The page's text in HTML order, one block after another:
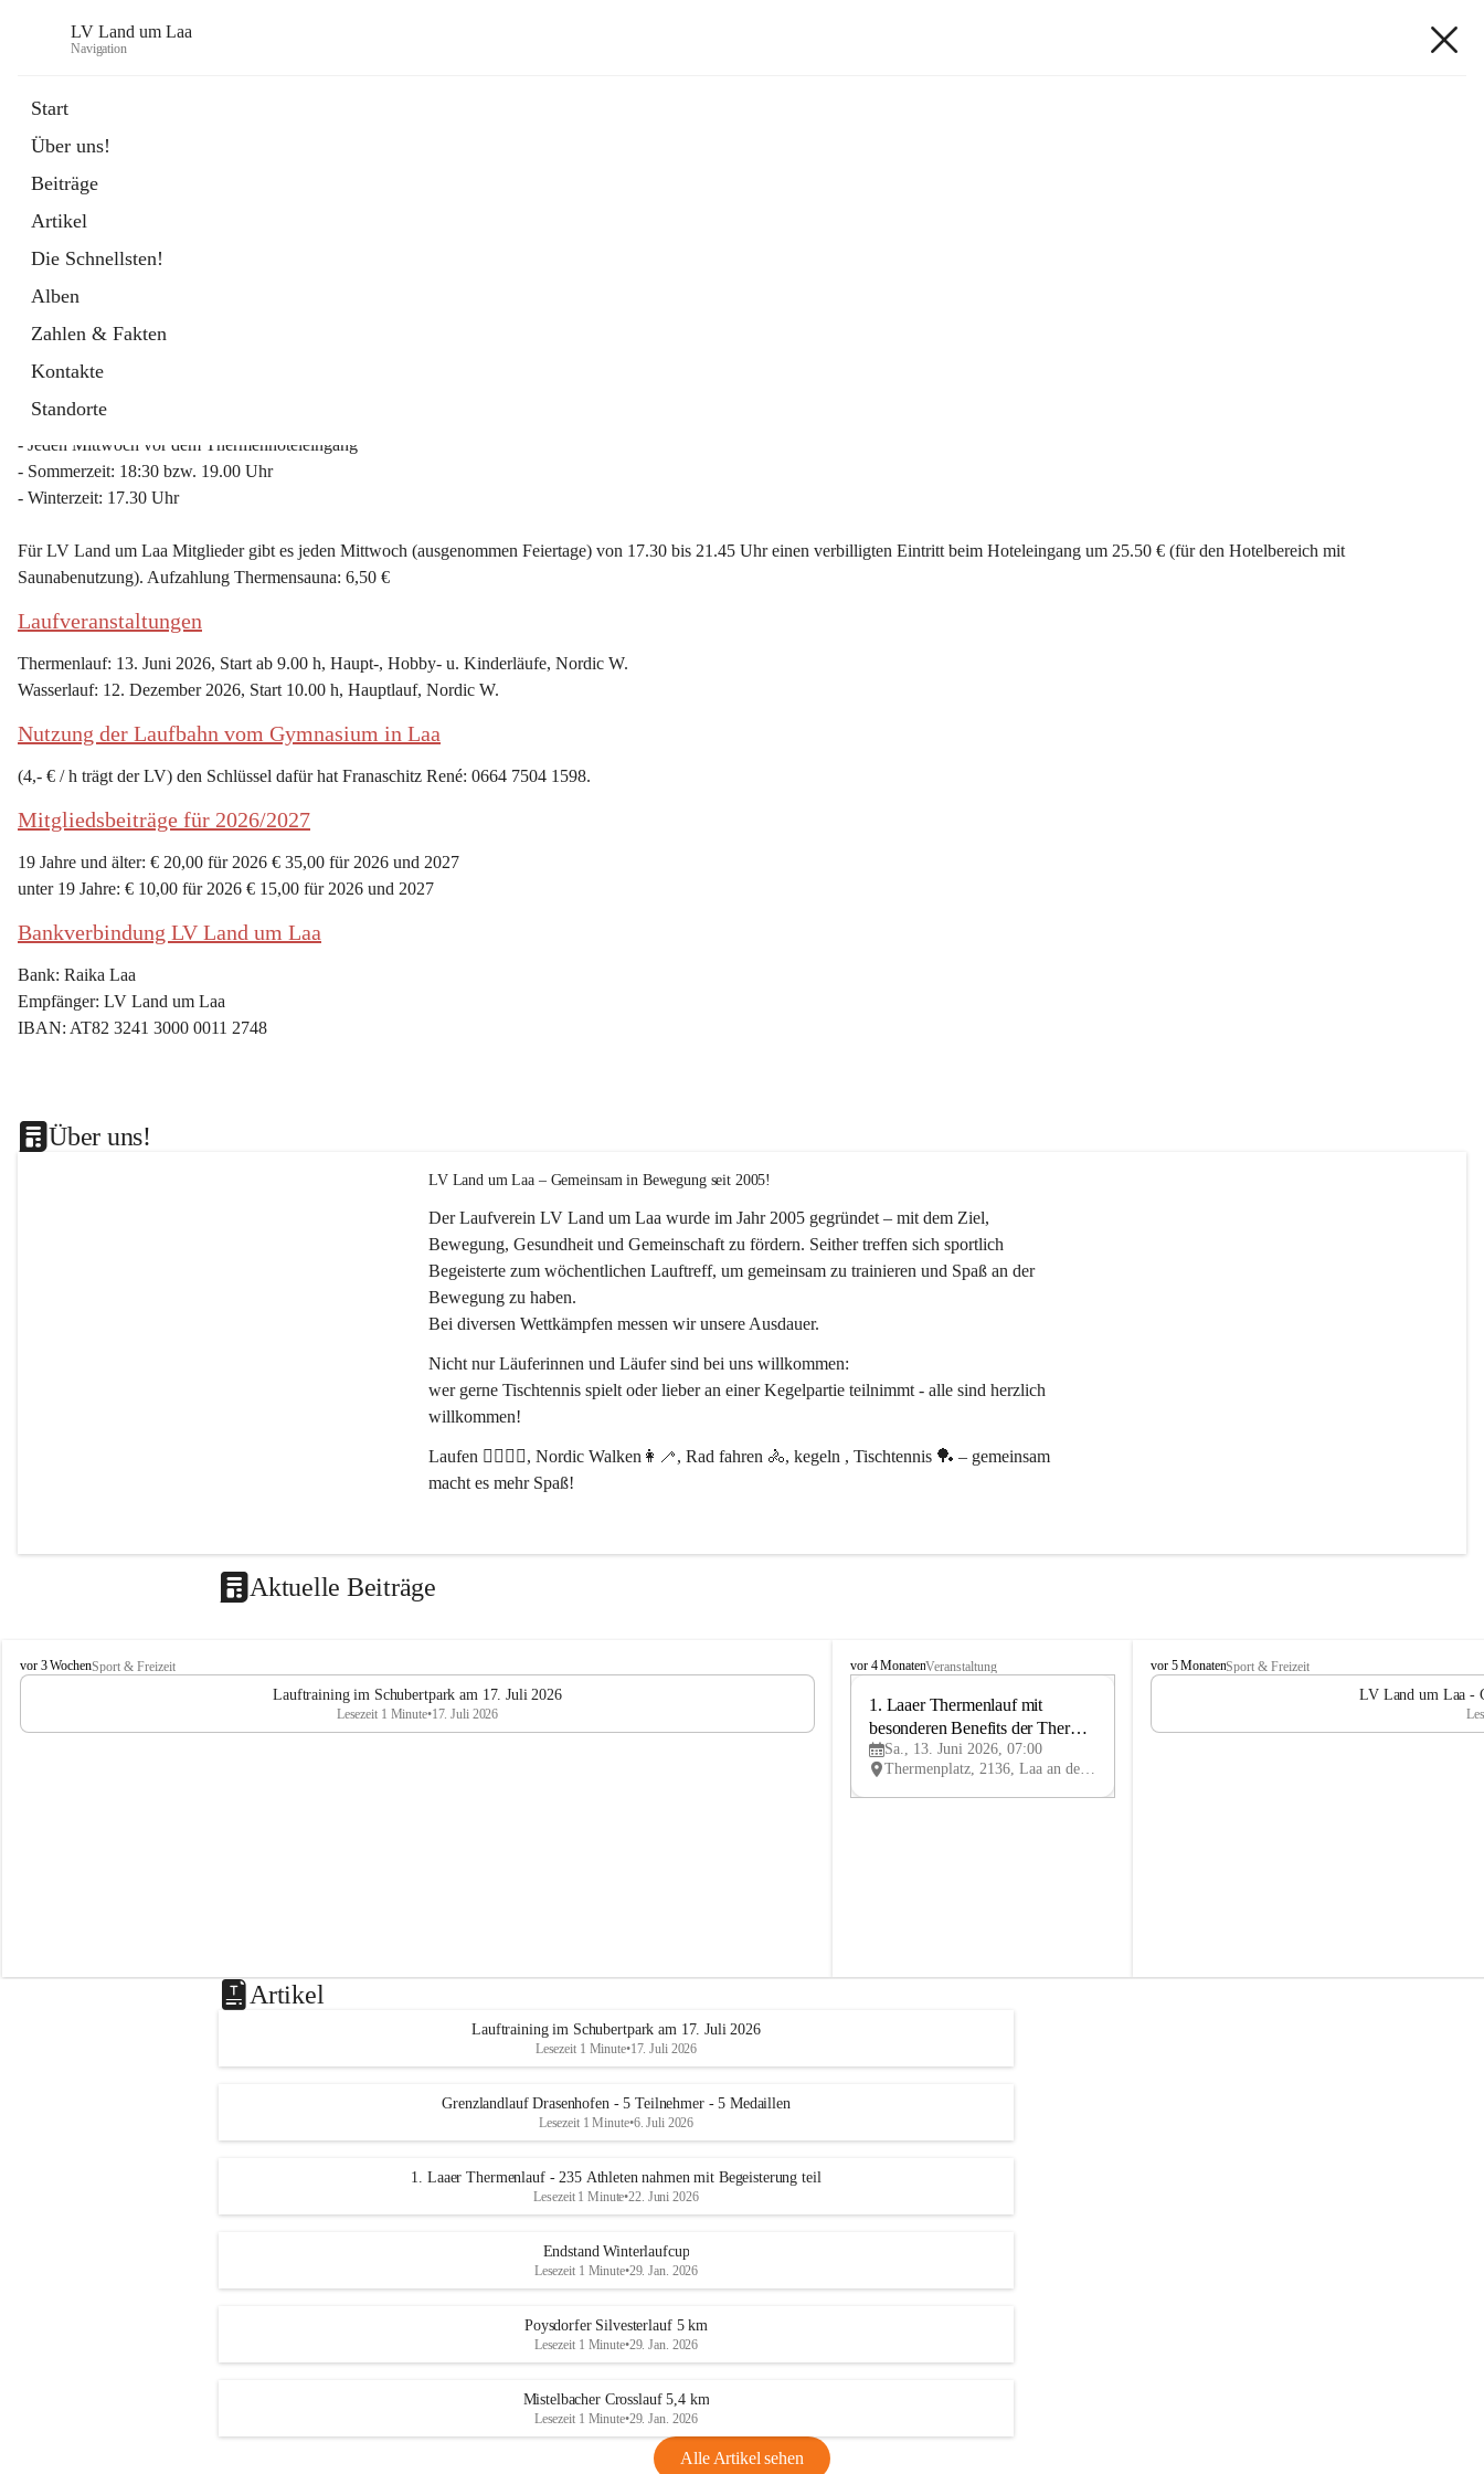
LV Land um Laa
Navigation
Start
Über uns!
Beiträge
Artikel
Die Schnellsten!
Alben
Zahlen & Fakten
Kontakte
Standorte
Mitgliederinfo 2026
Lauftreff
- Jeden Mittwoch vor dem Thermenhoteleingang
- Sommerzeit: 18:30 bzw. 19.00 Uhr
- Winterzeit: 17.30 Uhr
Für LV Land um Laa Mitglieder gibt es jeden Mittwoch (ausgenommen Feiertage) von 17.30 bis 21.45 Uhr einen verbilligten Eintritt beim Hoteleingang um 25.50 € (für den Hotelbereich mit
Saunabenutzung). Aufzahlung Thermensauna: 6,50 €
Laufveranstaltungen
Thermenlauf: 13. Juni 2026, Start ab 9.00 h, Haupt-, Hobby- u. Kinderläufe, Nordic W.
Wasserlauf: 12. Dezember 2026, Start 10.00 h, Hauptlauf, Nordic W.
Nutzung der Laufbahn vom Gymnasium in Laa
(4,- € / h trägt der LV) den Schlüssel dafür hat Franaschitz René: 0664 7504 1598.
Mitgliedsbeiträge für 2026/2027
19 Jahre und älter: € 20,00 für 2026 € 35,00 für 2026 und 2027
unter 19 Jahre: € 10,00 für 2026 € 15,00 für 2026 und 2027
Bankverbindung LV Land um Laa
Bank: Raika Laa
Empfänger: LV Land um Laa
IBAN: AT82 3241 3000 0011 2748
Über uns!
LV Land um Laa – Gemeinsam in Bewegung seit 2005!
Der Laufverein LV Land um Laa wurde im Jahr 2005 gegründet – mit dem Ziel,
Bewegung, Gesundheit und Gemeinschaft zu fördern. Seither treffen sich sportlich
Begeisterte zum wöchentlichen Lauftreff, um gemeinsam zu trainieren und Spaß an der
Bewegung zu haben.
Bei diversen Wettkämpfen messen wir unsere Ausdauer.
Nicht nur Läuferinnen und Läufer sind bei uns willkommen:
wer gerne Tischtennis spielt oder lieber an einer Kegelpartie teilnimmt - alle sind herzlich
willkommen!
Laufen 🏃‍♂️🏃‍♀️, Nordic Walken👩‍🦯, Rad fahren 🚴, kegeln , Tischtennis 🏓 – gemeinsam
macht es mehr Spaß!
Aktuelle Beiträge
L
V
a
vor 3 WochenSport & Freizeit
Lauftraining im Schubertpark am 17. Juli 2026
Lesezeit 1 Minute•17. Juli 2026
L
vor 4 MonatenVeranstaltung
JUN
1. Laaer Thermenlauf mit
besonderen Benefits der Therme
LaaSa., 13. Juni 2026, 07:00
Thermenplatz, 2136, Laa an der Thaya, Mistelbach, Niederösterreich, AUT
L
V
a
vor 5 MonatenSport & Freizeit
LV Land um Laa -
Artikel
Lauftraining im Schubertpark am 17. Juli 2026
Lesezeit 1 Minute•17. Juli 2026
Grenzlandlauf Drasenhofen - 5 Teilnehmer - 5 Medaillen
Lesezeit 1 Minute•6. Juli 2026
1. Laaer Thermenlauf - 235 Athleten nahmen mit Begeisterung teil
Lesezeit 1 Minute•22. Juni 2026
Endstand Winterlaufcup
Lesezeit 1 Minute•29. Jan. 2026
Poysdorfer Silvesterlauf 5 km
Lesezeit 1 Minute•29. Jan. 2026
Mistelbacher Crosslauf 5,4 km
Lesezeit 1 Minute•29. Jan. 2026
Alle Artikel sehen